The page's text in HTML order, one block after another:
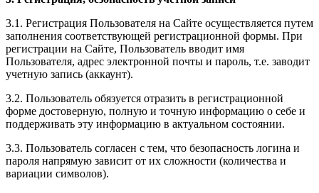
3.1. Регистрация Пользователя на Сайте осуществляется путем
заполнения соответствующей регистрационной формы. При
регистрации на Сайте, Пользователь вводит имя
Пользователя, адрес электронной почты и пароль, т.е. заводит
учетную запись (аккаунт).
3.2. Пользователь обязуется отразить в регистрационной
форме достоверную, полную и точную информацию о себе и
поддерживать эту информацию в актуальном состоянии.
3.3. Пользователь согласен с тем, что безопасность логина и
пароля напрямую зависит от их сложности (количества и
вариации символов).